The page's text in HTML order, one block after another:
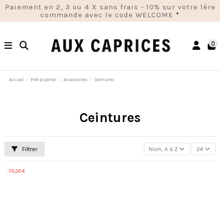
Paiement en 2, 3 ou 4 X sans frais - 10% sur votre 1ère
commande avec le code WELCOME *
0
Accueil Prêt-à-porter Accessoires Ceintures
Ceintures
Filtrer Nom, A à Z 24
-75,00 €